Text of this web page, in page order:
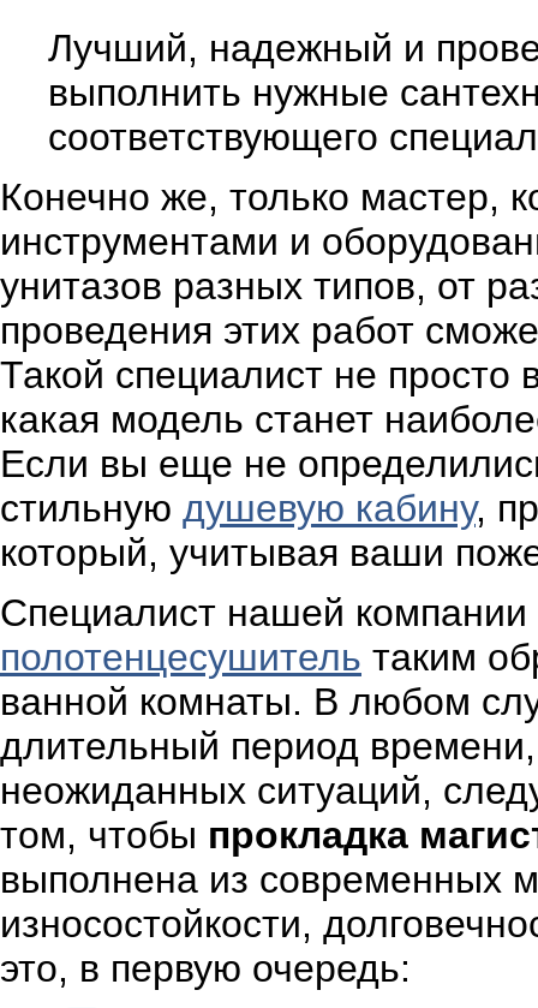
Лучший, надежный и
выполнить нужные
соответствующего
Конечно же, только мастер,
инструментами и
унитазов разных типов, от
проведения этих работ
Такой специалист не просто
какая модель станет
Если вы еще не
стильную душевую кабину,
который, учитывая ваши
Специалист нашей
полотенцесушитель таким
ванной комнаты. В любом
длительный период
неожиданных ситуаций,
том, чтобы прокладка
выполнена из современных
износостойкости,
это, в первую очередь: